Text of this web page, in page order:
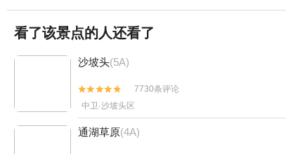
看了该景点的人还看了
沙坡头(5A)


7730条评论
中卫·沙坡头区
通湖草原(4A)